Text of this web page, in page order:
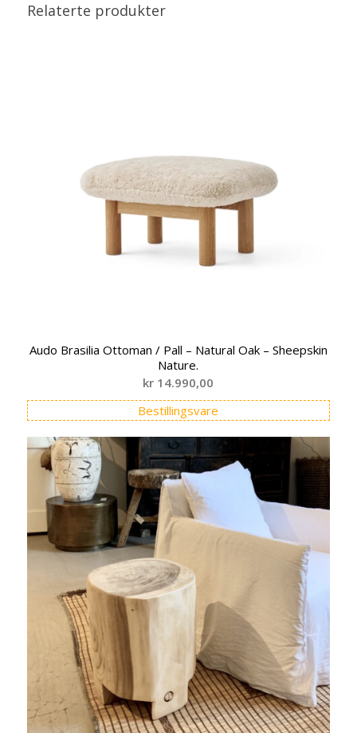
Relaterte produkter
Audo Brasilia Ottoman / Pall – Natural Oak – Sheepskin
Nature.
kr 14.990,00
Bestillingsvare